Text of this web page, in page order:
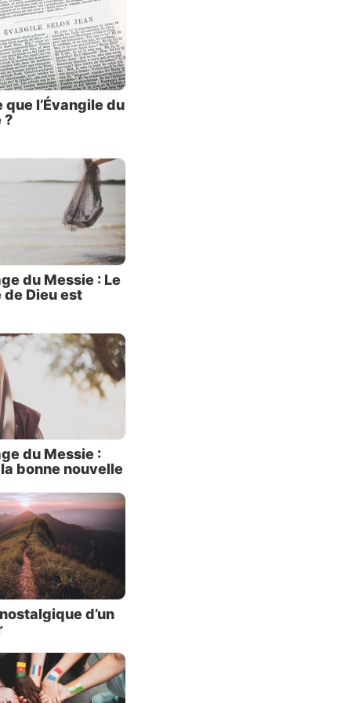
de
dans
que
la terre
) –
Il
que l’Évangile du
?
du Messie : Le
de Dieu est
du Messie :
bonne nouvelle
d’un